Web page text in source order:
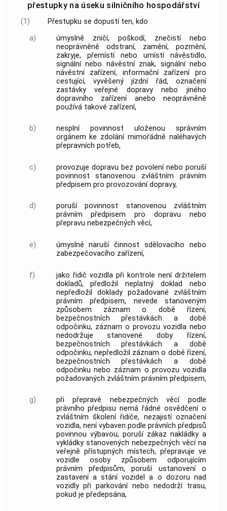
přestupky na úseku silničního hospodářství
(1) Přestupku se dopustí ten, kdo
a)
úmyslně zničí, poškodí, znečistí nebo
neoprávněně odstraní, zamění, pozmění,
zakryje, přemístí nebo umístí návěstidlo,
signální nebo návěstní znak, signální nebo
návěstní zařízení, informační zařízení pro
cestující, vyvěšený jízdní řád, označení
zastávky veřejné dopravy nebo jiného
dopravního zařízení anebo neoprávněně
používá takové zařízení,
b)
nesplní povinnost uloženou správním
orgánem ke zdolání mimořádně naléhavých
přepravních potřeb,
c)
provozuje dopravu bez povolení nebo poruší
povinnost stanovenou zvláštním právním
předpisem pro provozování dopravy,
d)
poruší povinnost stanovenou zvláštním
právním předpisem pro dopravu nebo
přepravu nebezpečných věcí,
e)
úmyslně naruší činnost sdělovacího nebo
zabezpečovacího zařízení,
f)
jako řidič vozidla při kontrole není držitelem
dokladů, předložil neplatný doklad nebo
nepředložil doklady požadované zvláštním
právním předpisem, nevede stanoveným
způsobem záznam o době řízení,
bezpečnostních přestávkách a době
odpočinku, záznam o provozu vozidla nebo
nedodržuje stanovené doby řízení,
bezpečnostních přestávkách a době
odpočinku, nepředložil záznam o době řízení,
bezpečnostních přestávkách a době
odpočinku nebo záznam o provozu vozidla
požadovaných zvláštním právním předpisem,
g)
při přepravě nebezpečných věcí podle
právního předpisu nemá řádné osvědčení o
zvláštním školení řidiče, nezajistí označení
vozidla, není vybaven podle právních předpisů
povinnou výbavou, poruší zákaz nakládky a
vykládky stanovených nebezpečných věcí na
veřejně přístupných místech, přepravuje ve
vozidle osoby způsobem odporujícím
právním předpisům, poruší ustanovení o
zastavení a stání vozidel a o dozoru nad
vozidly při parkování nebo nedodrží trasu,
pokud je předepsána,